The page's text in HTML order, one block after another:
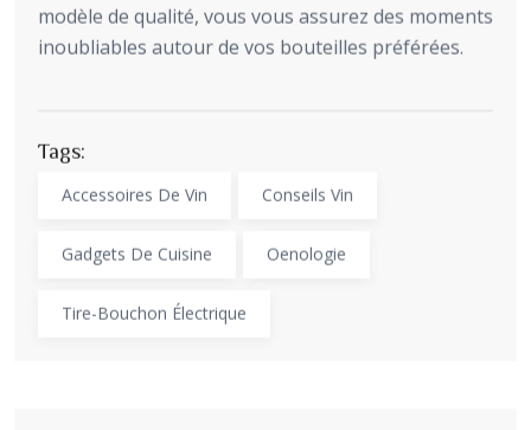
modèle de qualité, vous vous assurez des moments
inoubliables autour de vos bouteilles préférées.
Tags:
Accessoires De Vin Conseils Vin
Gadgets De Cuisine Oenologie
Tire-Bouchon Électrique